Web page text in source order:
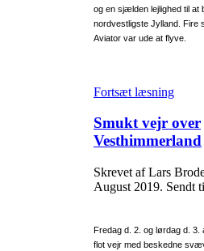
og en sjælden lejlighed til at
nordvestligste Jylland. Fire
Aviator var ude at flyve.
Fortsæt læsning
Smukt vejr over
Vesthimmerland
Skrevet af Lars
August 2019. Sendt
Fredag d. 2. og lørdag d. 3.
flot vejr med beskedne